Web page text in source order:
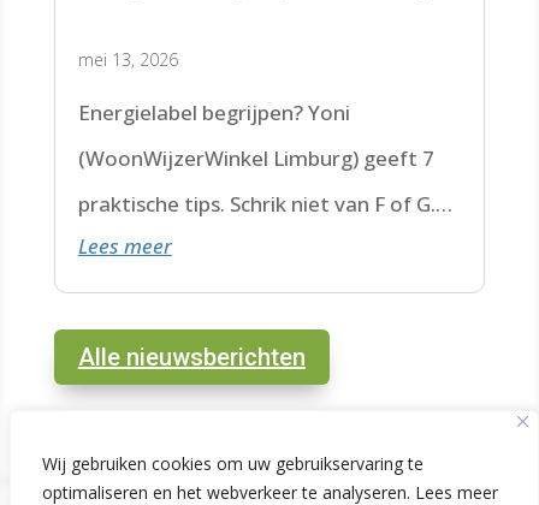
Wij gebruiken cookies om uw gebruikservaring te
optimaliseren en het webverkeer te analyseren. Lees meer
mei 13, 2026
Energielabel begrijpen? Yoni
(WoonWijzerWinkel Limburg) geeft 7
praktische tips. Schrik niet van F of G.
Check de datum. Lees hier verder.
Lees meer
Alle nieuwsberichten